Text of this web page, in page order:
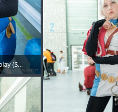
(Samstag) - 163